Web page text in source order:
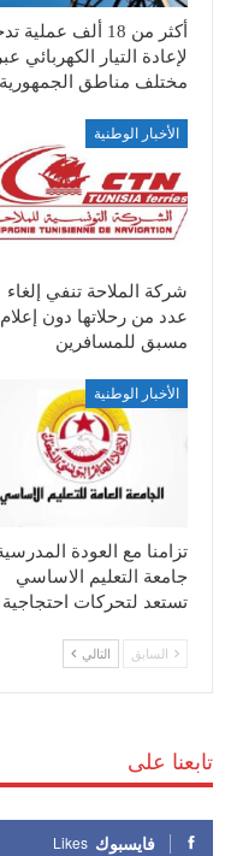
أكثر من 18 ألف عملية
لإعادة التيار الكهربائي عبر
مختلف مناطق الجمهورية
الأخبار الوطنية
شركة الملاحة تنفي إلغاء
عدد من رحلاتها دون إعلام
مسبق للمسافرين
الأخبار الوطنية
تزامنا مع العودة
جامعة التعليم الاساسي
تستعد لتحركات احتجاجية
السابق التالي
تابعنا على
فايسبوك Likes